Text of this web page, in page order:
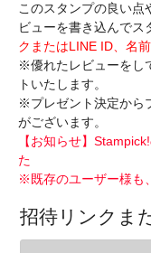
このスタンプの良い点
ビューを書き込んでス
クまたはLINE ID、名
※優れたレビューをし
トいたします。
※プレゼント決定から
がございます。
【お知らせ】
た
※既存のユーザー様も
招待リンクま